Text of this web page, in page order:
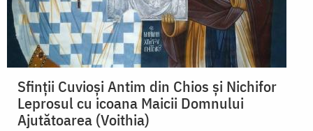
Sfinții Cuvioși Antim din Chios și Nichifor
Leprosul cu icoana Maicii Domnului
Ajutătoarea (Voithia)